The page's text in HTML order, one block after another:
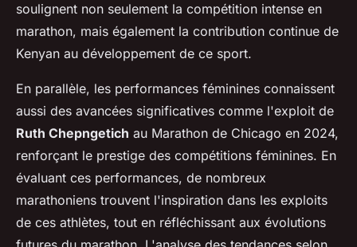
soulignent non seulement la compétition intense en
marathon, mais également la contribution continue de
Kenyan au développement de ce sport.
En parallèle, les performances féminines connaissent
aussi des avancées significatives comme l'exploit de
Ruth Chepngetich au Marathon de Chicago en 2024,
renforçant le prestige des compétitions féminines. En
évaluant ces performances, de nombreux
marathoniens trouvent l'inspiration dans les exploits
de ces athlètes, tout en réfléchissant aux évolutions